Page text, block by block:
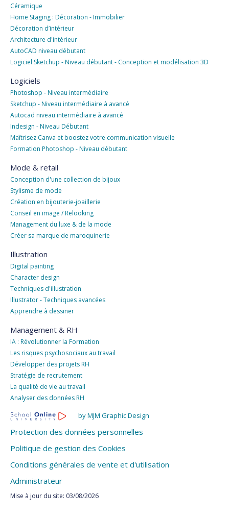
Céramique
Home Staging : Décoration - Immobilier
Décoration d’intérieur
Architecture d'intérieur
AutoCAD niveau débutant
Logiciel Sketchup - Niveau débutant - Conception et modélisation 3D
Logiciels
Photoshop - Niveau intermédiaire
Sketchup - Niveau intermédiaire à avancé
Autocad niveau intermédiaire à avancé
Indesign - Niveau Débutant
Maîtrisez Canva et boostez votre communication visuelle
Formation Photoshop - Niveau débutant
Mode & retail
Conception d'une collection de bijoux
Stylisme de mode
Création en bijouterie-joaillerie
Conseil en image / Relooking
Management du luxe & de la mode
Créer sa marque de maroquinerie
Illustration
Digital painting
Character design
Techniques d'illustration
Illustrator - Techniques avancées
Apprendre à dessiner
Management & RH
IA : Révolutionner la Formation
Les risques psychosociaux au travail
Développer des projets RH
Stratégie de recrutement
La qualité de vie au travail
Analyser des données RH
by MJM Graphic Design
Protection des données personnelles
Politique de gestion des Cookies
Conditions générales de vente et d'utilisation
Administrateur
Mise à jour du site: 03/08/2026